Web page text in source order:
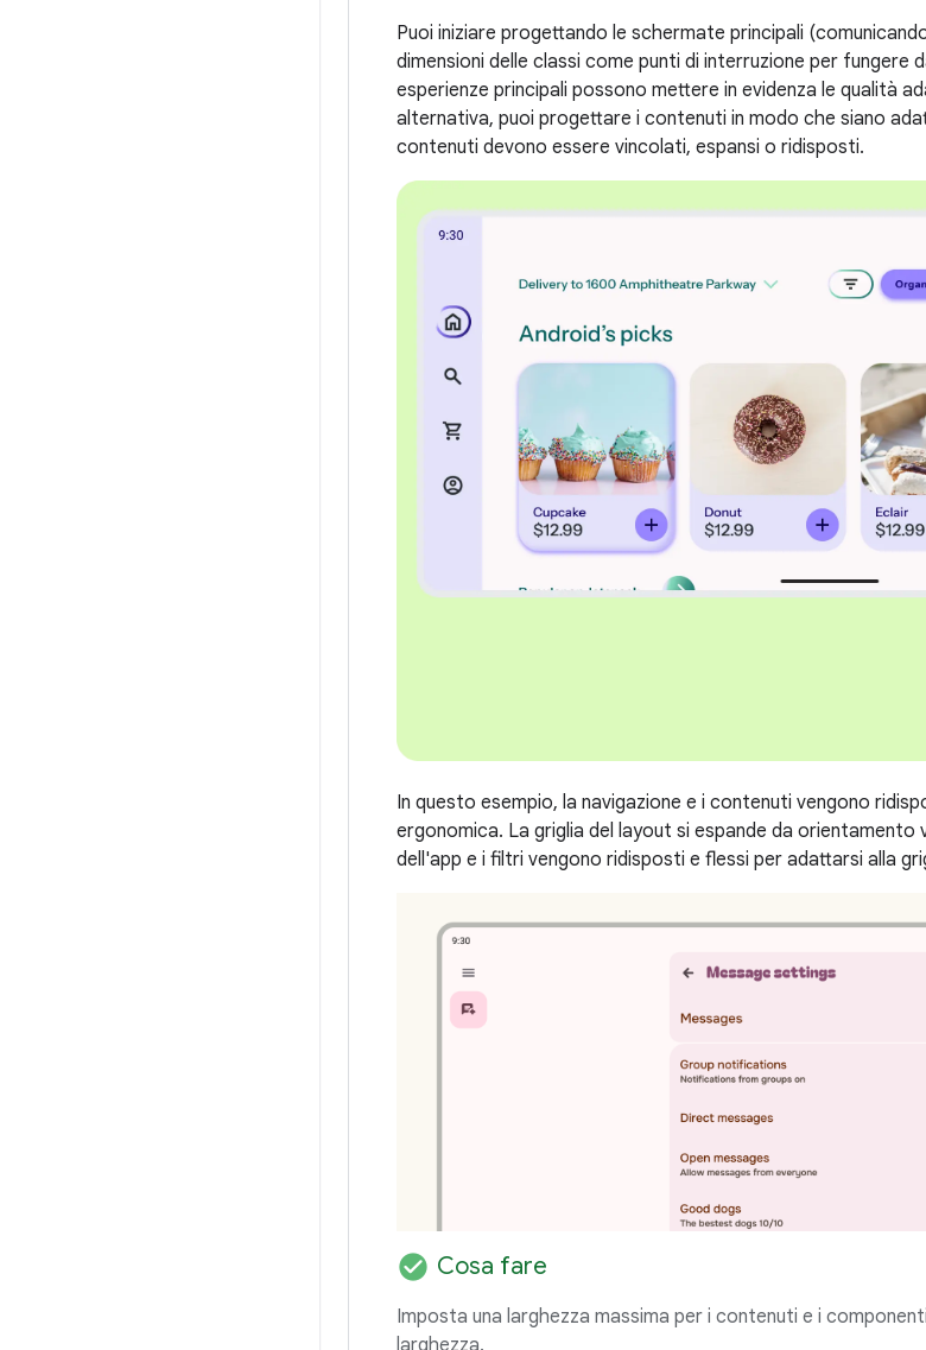
Puoi iniziare progettando le schermate principali
dimensioni delle classi come punti di interruzione per fungere
esperienze principali possono mettere in evidenza le qualità
alternativa, puoi progettare i contenuti in modo che siano
contenuti devono essere vincolati, espansi o ridisposti.
In questo esempio, la navigazione e i contenuti vengono
ergonomica. La griglia del layout si espande da orientamento
dell'app e i filtri vengono ridisposti e flessi per adattarsi alla
check_circle Cosa fare
Imposta una larghezza massima per i contenuti e i
larghezza.